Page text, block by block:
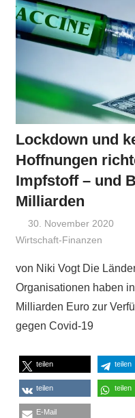
Lockdown und
Hoffnungen
Impfstoff – und
Milliarden
30. November 2020
Wirtschaft-Finanzen
von Niki Vogt Die
Organisationen haben
Milliarden Euro zur
gegen Covid-19
teilen teilen
teilen teilen
E-Mail